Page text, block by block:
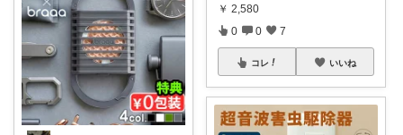
￥ 2,580
0 0 7
コレ いいね